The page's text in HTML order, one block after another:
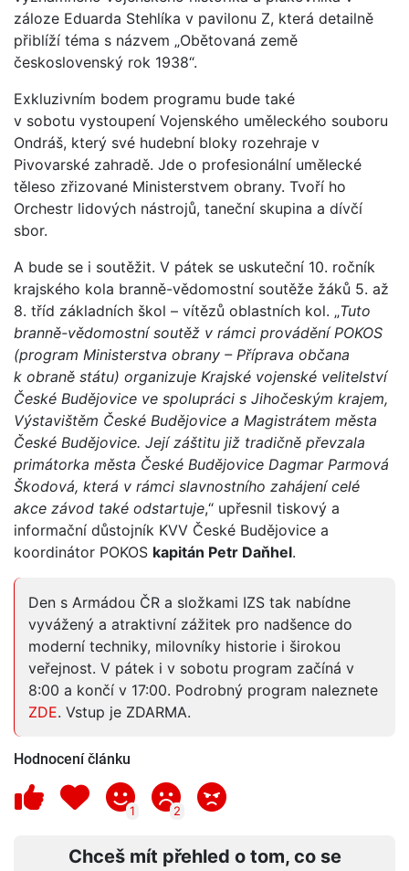
záloze Eduarda Stehlíka v pavilonu Z, která detailně
přiblíží téma s názvem „Obětovaná země
československý rok 1938“.
Exkluzivním bodem programu bude také
v sobotu vystoupení Vojenského uměleckého souboru
Ondráš, který své hudební bloky rozehraje v
Pivovarské zahradě. Jde o profesionální umělecké
těleso zřizované Ministerstvem obrany. Tvoří ho
Orchestr lidových nástrojů, taneční skupina a dívčí
sbor.
A bude se i soutěžit. V pátek se uskuteční 10. ročník
krajského kola branně-vědomostní soutěže žáků 5. až
8. tříd základních škol – vítězů oblastních kol. „Tuto
branně-vědomostní soutěž v rámci provádění POKOS
(program Ministerstva obrany – Příprava občana
k obraně státu) organizuje Krajské vojenské velitelství
České Budějovice ve spolupráci s Jihočeským krajem,
Výstavištěm České Budějovice a Magistrátem města
České Budějovice. Její záštitu již tradičně převzala
primátorka města České Budějovice Dagmar Parmová
Škodová, která v rámci slavnostního zahájení celé
akce závod také odstartuje,“ upřesnil tiskový a
informační důstojník KVV České Budějovice a
koordinátor POKOS kapitán Petr Daňhel.
Den s Armádou ČR a složkami IZS tak nabídne
vyvážený a atraktivní zážitek pro nadšence do
moderní techniky, milovníky historie i širokou
veřejnost. V pátek i v sobotu program začíná v
8:00 a končí v 17:00. Podrobný program naleznete
ZDE. Vstup je ZDARMA.
Hodnocení článku
1 2
Chceš mít přehled o tom, co se